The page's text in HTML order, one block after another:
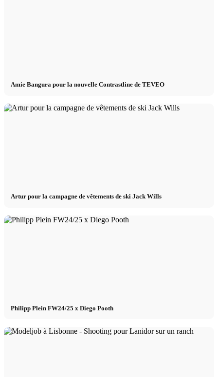
Amie Bangura pour la nouvelle Contrastline de TEVEO
Artur pour la campagne de vêtements de ski Jack Wills
Philipp Plein FW24/25 x Diego Pooth